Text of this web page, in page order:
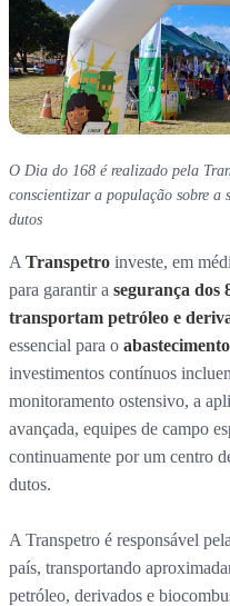
O Dia do 168 é realizado pela
conscientizar a população sobre a
dutos
A Transpetro investe, em
para garantir a segurança dos
transportam petróleo e
essencial para o
investimentos contínuos
monitoramento ostensivo, a
avançada, equipes de campo
continuamente por um centro
dutos.
A Transpetro é responsável
país, transportando
petróleo, derivados e